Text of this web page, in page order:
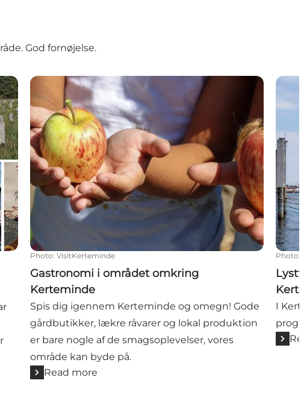
God fornøjelse.
Gastronomi i området omkring Kerteminde
Photo: VisitKerteminde
Gastronomi i området omkring
Kerteminde
Spis dig igennem Kerteminde og omegn! Gode
gårdbutikker, lækre råvarer og lokal produktion
er bare nogle af de smagsoplevelser, vores
område kan byde på.
Read more
Photo:
I